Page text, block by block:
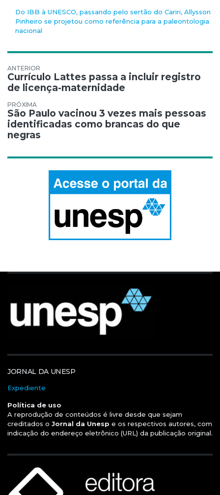
Do IBB à UNESCO, passando pelo sertão do Cariri, Allysson
Pinheiro se projetou como referência para a paleontologia
nacional
Navegação de Post
Currículo Lattes passa a incluir registro
de licença-maternidade
São Paulo vacinou 3 vezes mais pessoas
identificadas como brancas do que
negras
JORNAL DA UNESP
Expediente
Política de uso
A reprodução de conteúdos é livre desde que sejam
creditados o Jornal da Unesp e os respectivos autores, com
indicação do endereço eletrônico (URL) da publicação original.